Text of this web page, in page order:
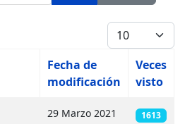
Cantidad
Fecha de
modificación
Veces
visto
29 Marzo 2021 1613